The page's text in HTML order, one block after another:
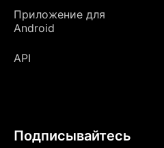
Приложение для
Android
API
Подписывайтесь